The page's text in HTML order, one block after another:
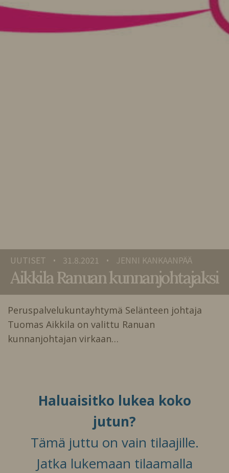
UUTISET • 31.8.2021 • JENNI KANKAANPÄÄ
Aikkila Ranuan kunnanjohtajaksi
Peruspalvelukuntayhtymä Selänteen johtaja
Tuomas Aikkila on valittu Ranuan
kunnanjohtajan virkaan…
Haluaisitko lukea koko
jutun?
Tämä juttu on vain tilaajille.
Jatka lukemaan tilaamalla